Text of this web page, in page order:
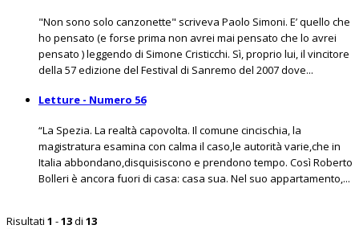
"Non sono solo canzonette" scriveva Paolo Simoni. E’ quello che
ho pensato (e forse prima non avrei mai pensato che lo avrei
pensato ) leggendo di Simone Cristicchi. Sì, proprio lui, il vincitore
della 57 edizione del Festival di Sanremo del 2007 dove...
Letture - Numero 56
“La Spezia. La realtà capovolta. Il comune cincischia, la
magistratura esamina con calma il caso,le autorità varie,che in
Italia abbondano,disquisiscono e prendono tempo. Così Roberto
Bolleri è ancora fuori di casa: casa sua. Nel suo appartamento,...
Risultati 1 -13di 13